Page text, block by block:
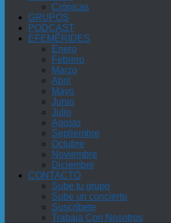
Crónicas
GRUPOS
PODCAST
EFEMÉRIDES
Enero
Febrero
Marzo
Abril
Mayo
Junio
Julio
Agosto
Septiembre
Octubre
Noviembre
Diciembre
CONTACTO
Sube tu grupo
Sube un concierto
Suscríbete
Trabaja Con Nosotros